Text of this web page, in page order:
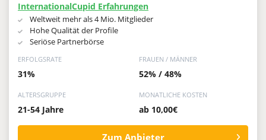
InternationalCupid Erfahrungen
Weltweit mehr als 4 Mio. Mitglieder
Hohe Qualität der Profile
Seriöse Partnerbörse
ERFOLGSRATE
31%
FRAUEN / MÄNNER
52% / 48%
ALTERSGRUPPE
21-54 Jahre
MONATLICHE KOSTEN
ab 10,00€
Zum Anbieter